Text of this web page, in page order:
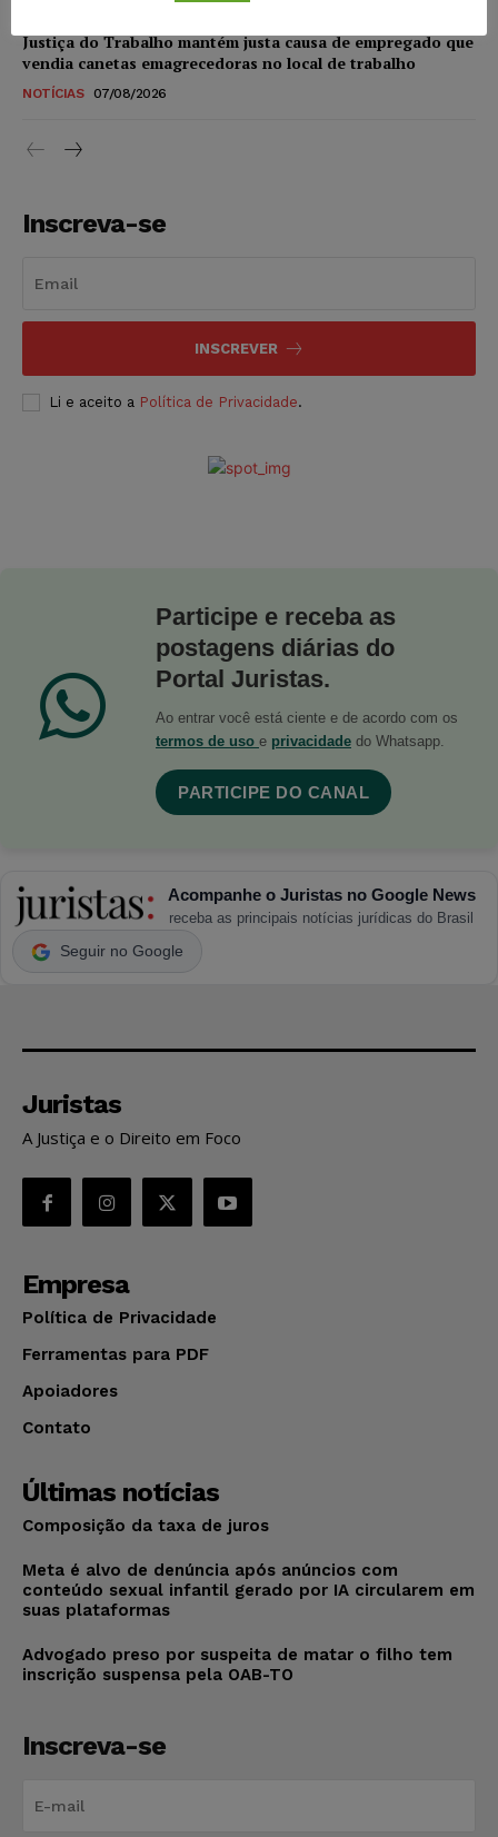
Justiça do Trabalho mantém justa causa de empregado que
vendia canetas emagrecedoras no local de trabalho
NOTÍCIAS 07/08/2026
Inscreva-se
INSCREVER
Li e aceito a Política de Privacidade.
Participe e receba as
postagens diárias do
Portal Juristas.
Ao entrar você está ciente e de acordo com os
termos de uso e privacidade do Whatsapp.
PARTICIPE DO CANAL
Acompanhe o Juristas no Google News
receba as principais notícias jurídicas do Brasil
Seguir no Google
Juristas
A Justiça e o Direito em Foco
Empresa
Política de Privacidade
Ferramentas para PDF
Apoiadores
Contato
Últimas notícias
Composição da taxa de juros
Meta é alvo de denúncia após anúncios com
conteúdo sexual infantil gerado por IA circularem em
suas plataformas
Advogado preso por suspeita de matar o filho tem
inscrição suspensa pela OAB-TO
Inscreva-se